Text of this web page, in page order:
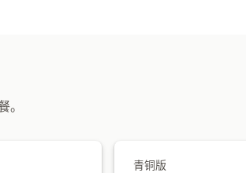
。
青铜版